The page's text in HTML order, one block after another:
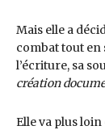
Mais elle a
combat tout en
l’écriture, sa
création
Elle va plus